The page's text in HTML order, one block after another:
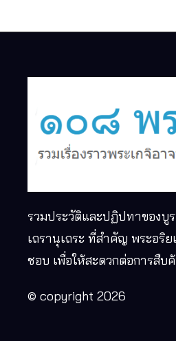
รวมประวัติและปฏิปทาของบู
เถรานุเถระ ที่สำคัญ พระอริ
ชอบ เพื่อให้สะดวกต่อการสืบ
© copyright 2026